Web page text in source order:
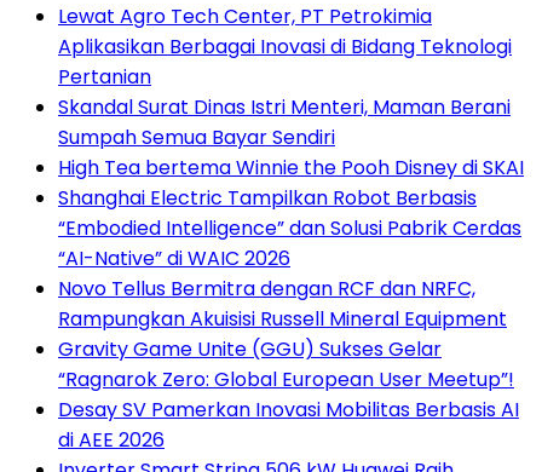
Lewat Agro Tech Center, PT Petrokimia
Aplikasikan Berbagai Inovasi di Bidang Teknologi
Pertanian
Skandal Surat Dinas Istri Menteri, Maman Berani
Sumpah Semua Bayar Sendiri
High Tea bertema Winnie the Pooh Disney di SKAI
Shanghai Electric Tampilkan Robot Berbasis
“Embodied Intelligence” dan Solusi Pabrik Cerdas
“AI-Native” di WAIC 2026
Novo Tellus Bermitra dengan RCF dan NRFC,
Rampungkan Akuisisi Russell Mineral Equipment
Gravity Game Unite (GGU) Sukses Gelar
“Ragnarok Zero: Global European User Meetup”!
Desay SV Pamerkan Inovasi Mobilitas Berbasis AI
di AEE 2026